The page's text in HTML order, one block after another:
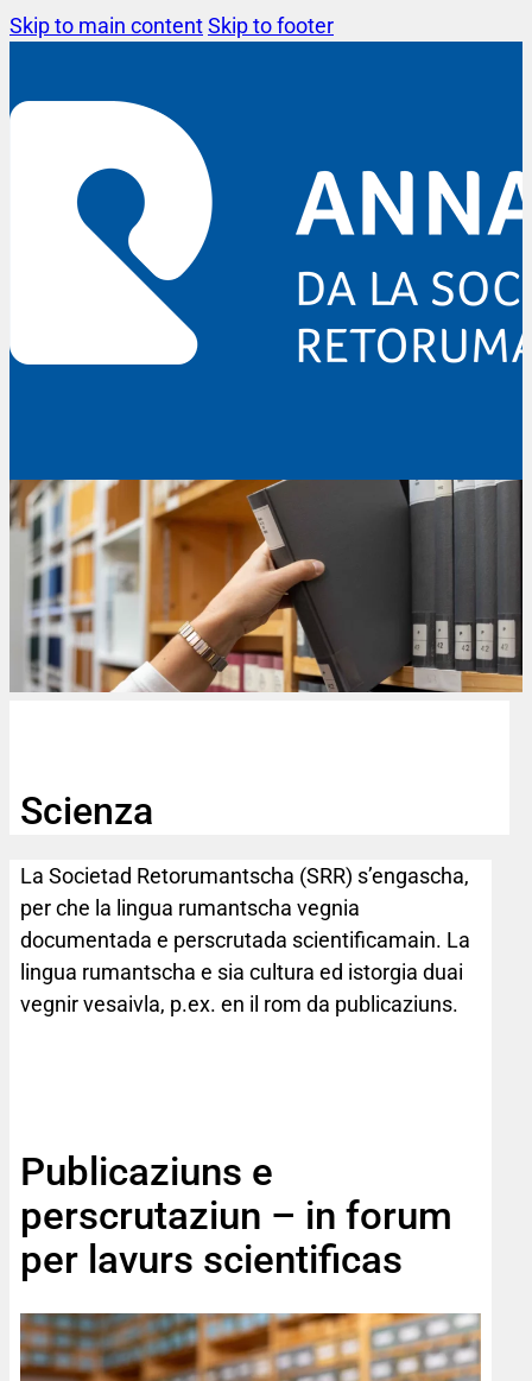
Skip to main contentSkip to footer
Scienza
La Societad Retorumantscha (SRR) s’engascha,
per che la lingua rumantscha vegnia
documentada e perscrutada scientificamain. La
lingua rumantscha e sia cultura ed istorgia duai
vegnir vesaivla, p.ex. en il rom da publicaziuns.
Publicaziuns e
perscrutaziun – in forum
per lavurs scientificas